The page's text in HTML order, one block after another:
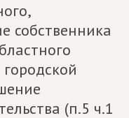
собственника
(п.5 ч.1